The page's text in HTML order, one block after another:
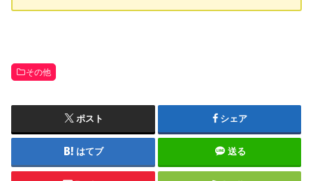
その他
ポスト シェア
はてブ 送る